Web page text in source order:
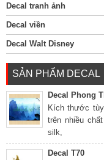
Decal tranh ảnh
Decal viền
Decal Walt Disney
SẢN PHẨM DECAL
Decal Phong
Kích thước
trên nhiều
silk,
Decal T70